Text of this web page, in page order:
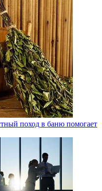
поход в баню помогает